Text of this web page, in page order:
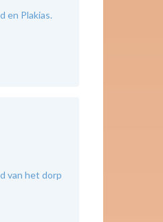
en Plakias.
van het dorp